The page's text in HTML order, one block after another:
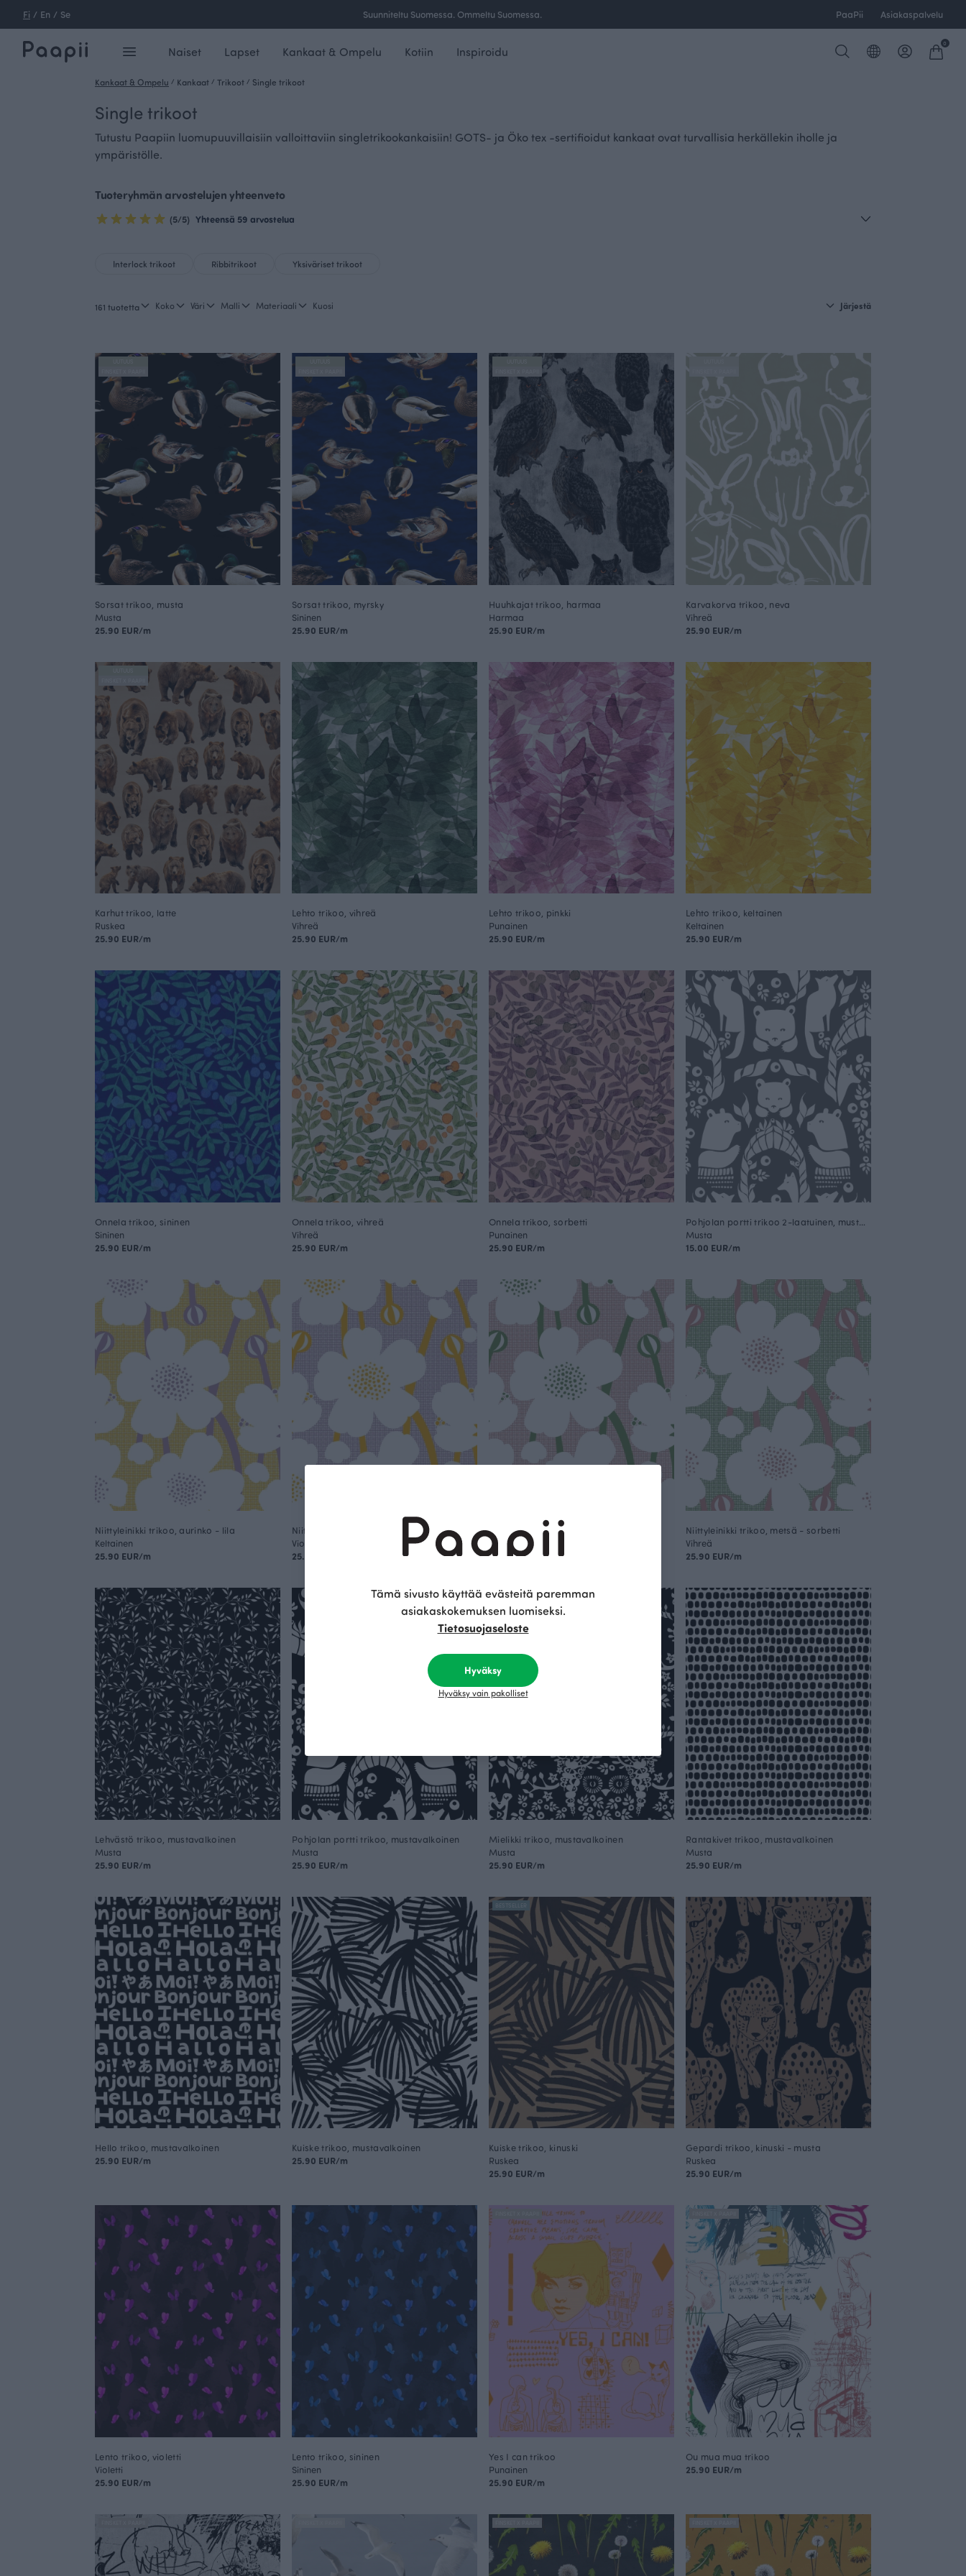
Fi / En / Se Ilmainen toimitus yli 100 € tilauksille Suomessa. PaaPii Asiakaspalvelu
Naiset Lapset Kankaat & Ompelu Kotiin Inspiroidu
0
Kankaat & Ompelu / Kankaat / Trikoot / Single trikoot
Single trikoot
Tutustu Paapiin luomupuuvillaisiin valloittaviin singletrikookankaisiin! GOTS- ja Öko tex -sertifioidut kankaat ovat turvallisia herkällekin iholle ja
ympäristölle.
Tuoteryhmän arvostelujen yhteenveto
(5/5) Yhteensä 59 arvostelua
Interlock trikoot Ribbitrikoot Yksiväriset trikoot
161 tuotetta Koko Väri Malli Materiaali Kuosi Järjestä
Sorsat trikoo, musta
Musta
25.90 EUR/m
Sorsat trikoo, myrsky
Sininen
25.90 EUR/m
Huuhkajat trikoo, harmaa
Harmaa
25.90 EUR/m
Karvakorva trikoo, neva
Vihreä
25.90 EUR/m
Karhut trikoo, latte
Ruskea
25.90 EUR/m
Lehto trikoo, vihreä
Vihreä
25.90 EUR/m
Lehto trikoo, pinkki
Punainen
25.90 EUR/m
Lehto trikoo, keltainen
Keltainen
25.90 EUR/m
Onnela trikoo, sininen
Sininen
25.90 EUR/m
Onnela trikoo, vihreä
Vihreä
25.90 EUR/m
Onnela trikoo, sorbetti
Punainen
25.90 EUR/m
Pohjolan portti trikoo 2-laatuinen, mustavalkoinen
Musta
15.00 EUR/m
Niittyleinikki trikoo, aurinko - lila
Keltainen
25.90 EUR/m
Niittyleinikki trikoo, lila - aurinko
Violetti
25.90 EUR/m
Niittyleinikki trikoo, sorbetti - metsä
Punainen
25.90 EUR/m
Niittyleinikki trikoo, metsä - sorbetti
Vihreä
25.90 EUR/m
Lehvästö trikoo, mustavalkoinen
Musta
25.90 EUR/m
Pohjolan portti trikoo, mustavalkoinen
Musta
25.90 EUR/m
Mielikki trikoo, mustavalkoinen
Musta
25.90 EUR/m
Rantakivet trikoo, mustavalkoinen
Musta
25.90 EUR/m
Hello trikoo, mustavalkoinen
25.90 EUR/m
Kuiske trikoo, mustavalkoinen
25.90 EUR/m
BESTSELLER
Kuiske trikoo, kinuski
Ruskea
25.90 EUR/m
Gepardi trikoo, kinuski - musta
Ruskea
25.90 EUR/m
Lento trikoo, violetti
Violetti
25.90 EUR/m
Lento trikoo, sininen
Sininen
25.90 EUR/m
Yes I can trikoo
Punainen
25.90 EUR/m
Ou mua mua trikoo
25.90 EUR/m
Tämä sivusto käyttää evästeitä paremman
asiakaskokemuksen luomiseksi.
Tietosuojaseloste
Hyväksy
Hyväksy vain pakolliset